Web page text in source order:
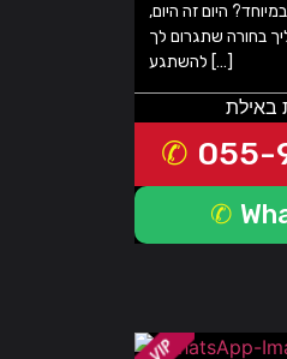
היום זה היום,
בחורה שתגרום לך
להשתגע […]
באילת
055-